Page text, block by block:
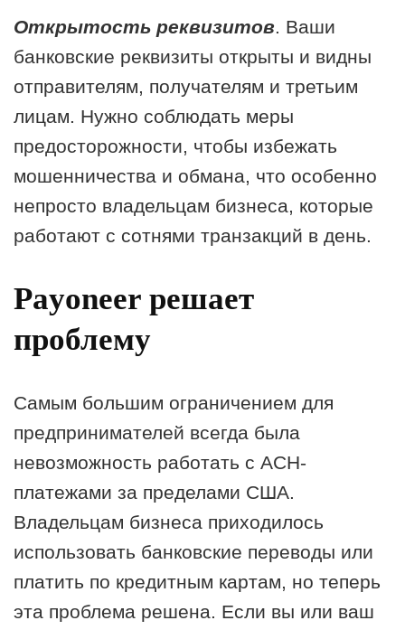
Открытость реквизитов. Ваши
банковские реквизиты открыты и видны
отправителям, получателям и третьим
лицам. Нужно соблюдать меры
предосторожности, чтобы избежать
мошенничества и обмана, что особенно
непросто владельцам бизнеса, которые
работают с сотнями транзакций в день.
Payoneer решает
проблему
Самым большим ограничением для
предпринимателей всегда была
невозможность работать с АСН-
платежами за пределами США.
Владельцам бизнеса приходилось
использовать банковские переводы или
платить по кредитным картам, но теперь
эта проблема решена. Если вы или ваш